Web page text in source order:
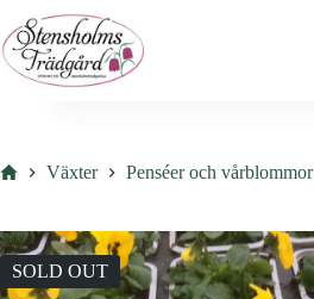
to
content
HemVäxter Penséer och vårblommor
SOLD OUT